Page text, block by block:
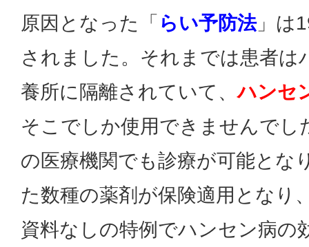
原因となった「 らい予防法」は
されました。それまでは患者は
養所に隔離されていて、ハンセ
そこでしか使用できませんでし
の医療機関でも診療が可能とな
た数種の薬剤が保険適用となり
資料なしの特例でハンセン病の